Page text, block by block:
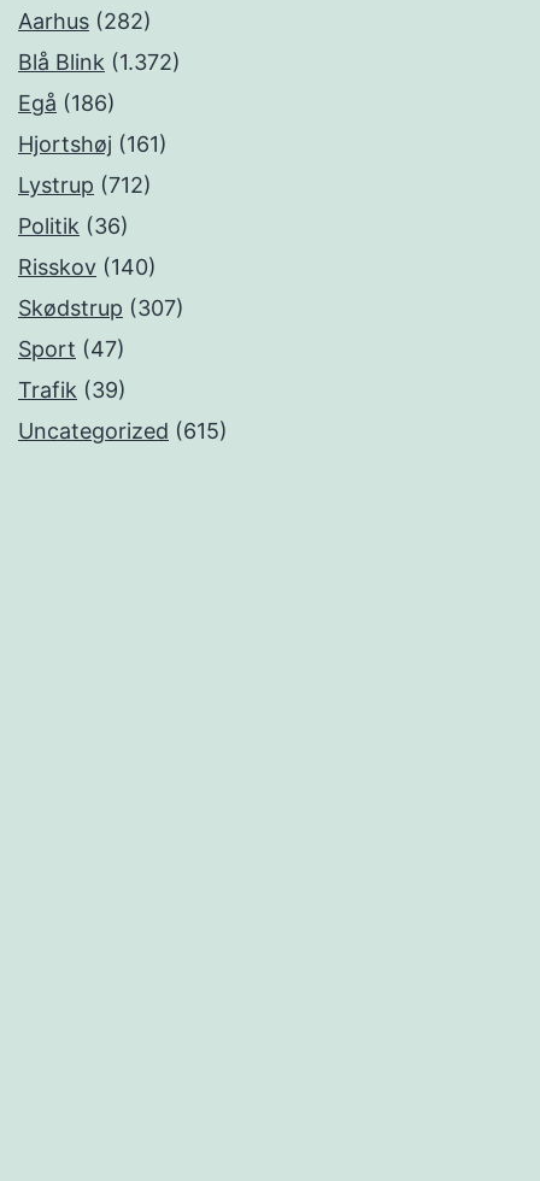
Aarhus (282)
Blå Blink (1.372)
Egå (186)
Hjortshøj (161)
Lystrup (712)
Politik (36)
Risskov (140)
Skødstrup (307)
Sport (47)
Trafik (39)
Uncategorized (615)